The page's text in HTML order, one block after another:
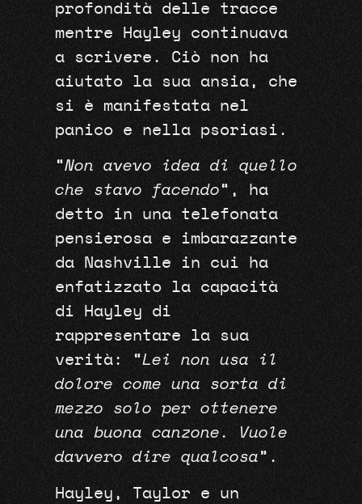
profondità delle tracce
mentre Hayley continuava
a scrivere. Ciò non ha
aiutato la sua ansia, che
si è manifestata nel
panico e nella psoriasi.
“Non avevo idea di quello
che stavo facendo“, ha
detto in una telefonata
pensierosa e imbarazzante
da Nashville in cui ha
enfatizzato la capacità
di Hayley di
rappresentare la sua
verità: “Lei non usa il
dolore come una sorta di
mezzo solo per ottenere
una buona canzone. Vuole
davvero dire qualcosa ”.
Hayley, Taylor e un